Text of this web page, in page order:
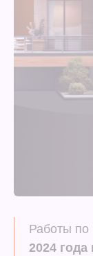
Работы по
2024 года